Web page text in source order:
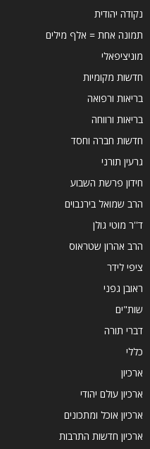
נקודה יהודית
תמונה אחת = אלף מילים
מוניציפאלי
חדשות מקומיות
בריאות ורפואה
בריאות ורווחה
חדשות חברה וחסד
גרעין תורני
חידון פרשת השבוע
הרב שמואל בירנבוים
ד''ר מוטי גולן
הרב אהרון שטראוס
ציפי לידר
ראובן גפני
שות"ים
דברי תורה
כללי
ארכיון
ארכיון עולם יהודי
ארכיון אוכל ומתכונים
ארכיון חדשות התרבות